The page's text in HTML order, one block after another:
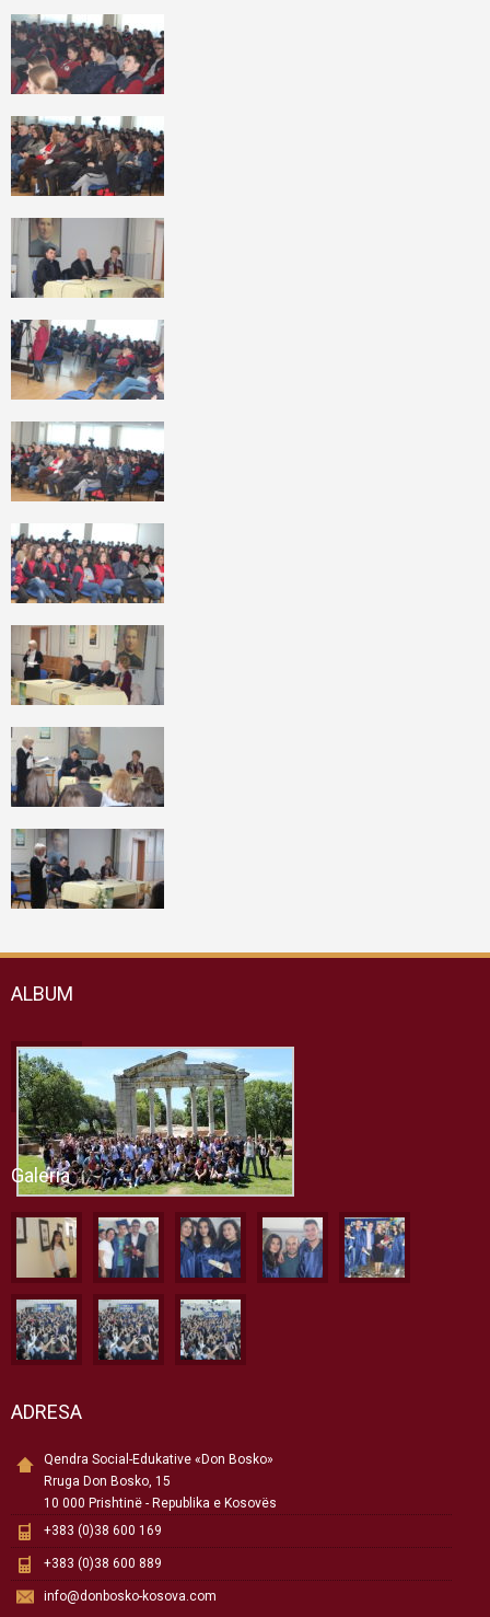
ALBUM
Galeria
ADRESA
Qendra Social-Edukative «Don Bosko»
Rruga Don Bosko, 15
10 000 Prishtinë - Republika e Kosovës
+383 (0)38 600 169
+383 (0)38 600 889
info@donbosko-kosova.com